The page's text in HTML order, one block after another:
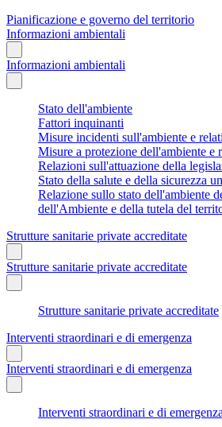
Pianificazione e governo del territorio
Informazioni ambientali
Informazioni ambientali
Stato dell'ambiente
Fattori inquinanti
Misure incidenti sull'ambiente e
Misure a protezione dell'ambiente e
Relazioni sull'attuazione della
Stato della salute e della sicurezza
Relazione sullo stato dell'ambiente
dell'Ambiente e della tutela del
Strutture sanitarie private accreditate
Strutture sanitarie private accreditate
Strutture sanitarie private accreditate
Interventi straordinari e di emergenza
Interventi straordinari e di emergenza
Interventi straordinari e di emergenza